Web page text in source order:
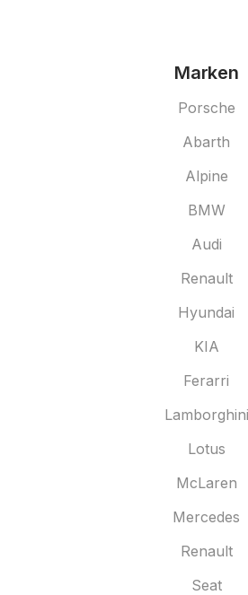
Marken
Porsche
Abarth
Alpine
BMW
Audi
Renault
Hyundai
KIA
Ferarri
Lamborghini
Lotus
McLaren
Mercedes
Renault
Seat